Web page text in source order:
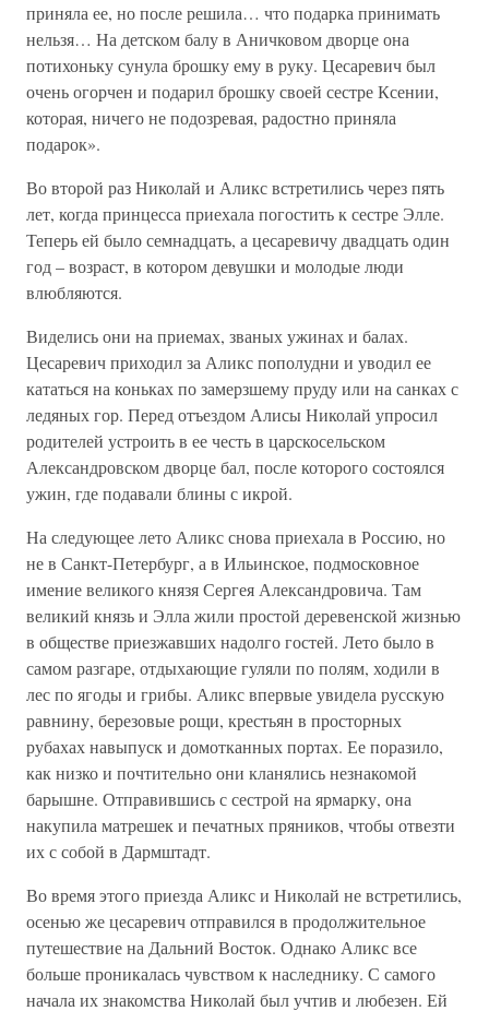
приняла ее, но после решила… что подарка принимать
нельзя… На детском балу в Аничковом дворце она
потихоньку сунула брошку ему в руку. Цесаревич был
очень огорчен и подарил брошку своей сестре Ксении,
которая, ничего не подозревая, радостно приняла
подарок».
Во второй раз Николай и Аликс встретились через пять
лет, когда принцесса приехала погостить к сестре Элле.
Теперь ей было семнадцать, а цесаревичу двадцать один
год – возраст, в котором девушки и молодые люди
влюбляются.
Виделись они на приемах, званых ужинах и балах.
Цесаревич приходил за Аликс пополудни и уводил ее
кататься на коньках по замерзшему пруду или на санках с
ледяных гор. Перед отъездом Алисы Николай упросил
родителей устроить в ее честь в царскосельском
Александровском дворце бал, после которого состоялся
ужин, где подавали блины с икрой.
На следующее лето Аликс снова приехала в Россию, но
не в Санкт-Петербург, а в Ильинское, подмосковное
имение великого князя Сергея Александровича. Там
великий князь и Элла жили простой деревенской жизнью
в обществе приезжавших надолго гостей. Лето было в
самом разгаре, отдыхающие гуляли по полям, ходили в
лес по ягоды и грибы. Аликс впервые увидела русскую
равнину, березовые рощи, крестьян в просторных
рубахах навыпуск и домотканных портах. Ее поразило,
как низко и почтительно они кланялись незнакомой
барышне. Отправившись с сестрой на ярмарку, она
накупила матрешек и печатных пряников, чтобы отвезти
их с собой в Дармштадт.
Во время этого приезда Аликс и Николай не встретились,
осенью же цесаревич отправился в продолжительное
путешествие на Дальний Восток. Однако Аликс все
больше проникалась чувством к наследнику. С самого
начала их знакомства Николай был учтив и любезен. Ей